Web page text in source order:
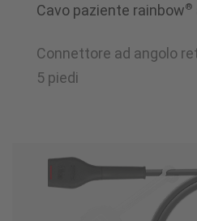
Cavo paziente rainbow®
Connettore ad angolo
5 piedi